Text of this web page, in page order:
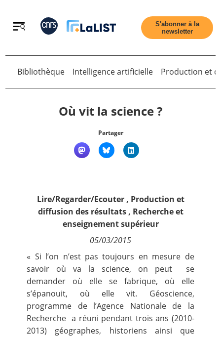
Retour
Qui sommes nous ?
Nous suivre
S'abonner à la
newsletter
Bibliothèque Intelligence artificielle Production et
Où vit la science ?
Partager
Lire/Regarder/Ecouter, Production et
diffusion des résultats, Recherche et
enseignement supérieur
05/03/2015
« Si l’on n’est pas toujours en mesure de
savoir où va la science, on peut se
demander où elle se fabrique, où elle
s’épanouit, où elle vit. Géoscience,
programme de l’Agence Nationale de la
Recherche a réuni pendant trois ans (2010-
2013) géographes, historiens ainsi que